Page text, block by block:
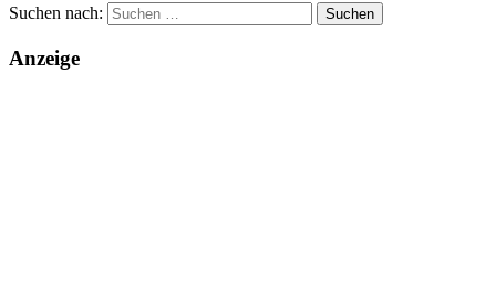
Suchen nach:
Anzeige